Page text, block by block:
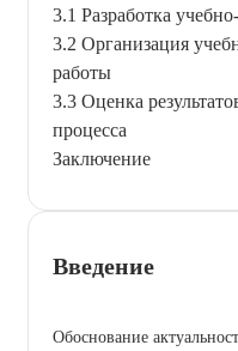
3.1 Разработка
3.2 Организация
работы
3.3 Оценка
процесса
Заключение
Введение
Обоснование